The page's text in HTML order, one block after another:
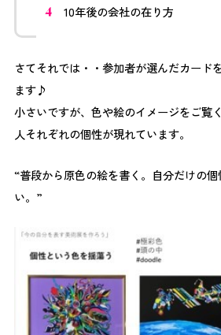
10年後の会社の在り方
さてそれでは・・参加者が選んだカード
ます♪
小さいですが、色や絵のイメージをご覧
人それぞれの個性が現れています。
“普段から原色の絵を書く。自分だけの
い。”